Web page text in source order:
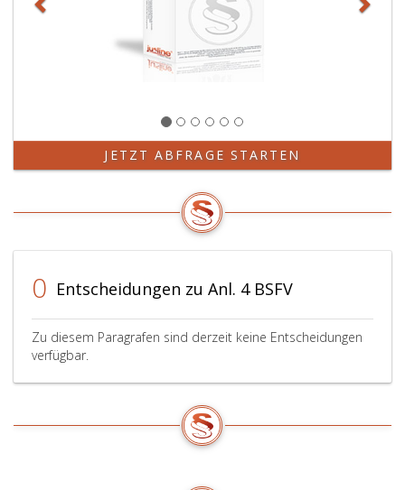
JETZT ABFRAGE STARTEN
0 Entscheidungen zu Anl. 4 BSFV
Zu diesem Paragrafen sind derzeit keine Entscheidungen
verfügbar.